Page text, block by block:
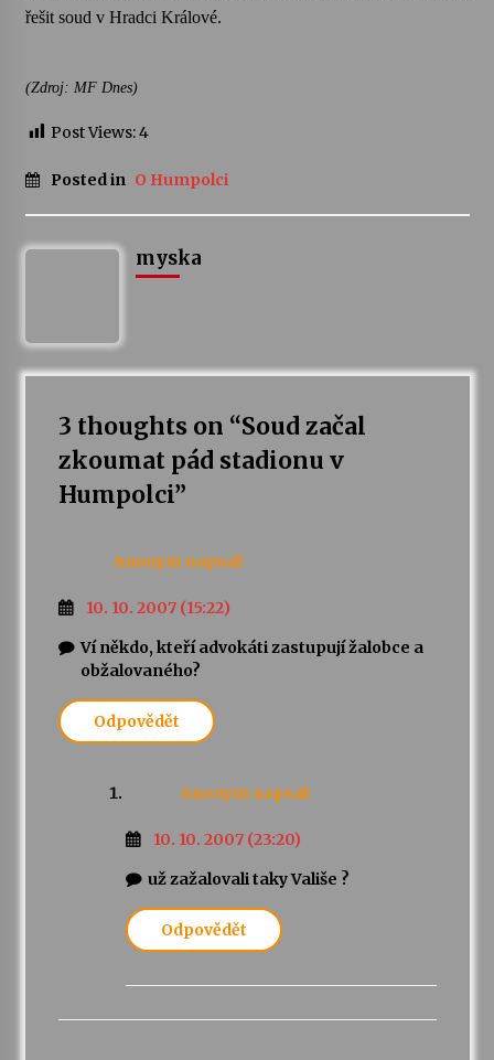
řešit soud v Hradci Králové.
(Zdroj: MF Dnes)
Post Views:4
Posted in O Humpolci
myska
3 thoughts on “Soud začal
zkoumat pád stadionu v
Humpolci”
Anonym napsal:
10. 10. 2007 (15:22)
Ví někdo, kteří advokáti zastupují žalobce a
obžalovaného?
Odpovědět
Anonym napsal:
10. 10. 2007 (23:20)
už zažalovali taky Vališe ?
Odpovědět